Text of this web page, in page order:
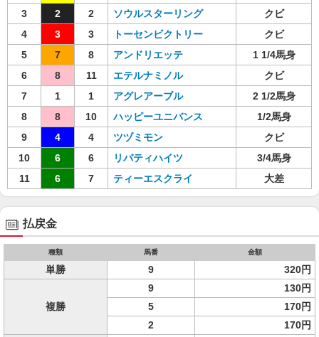
3
2 2 ソウルスターリング
クビ
4
3 3 トーセンビクトリー
クビ
5
7 8 アンドリエッテ
1 1/4馬身
6
8 11 エテルナミノル
クビ
7
1 1 アグレアーブル
2 1/2馬身
8
8 10 ハッピーユニバンス
1/2馬身
9
4 4 ツヅミモン
クビ
10
6 6 リバティハイツ
3/4馬身
11
6 7 ティーエスクライ 大差
払戻金
種類 馬番 金額
単勝 9 320円
複勝
9
130円
5
170円
2
170円